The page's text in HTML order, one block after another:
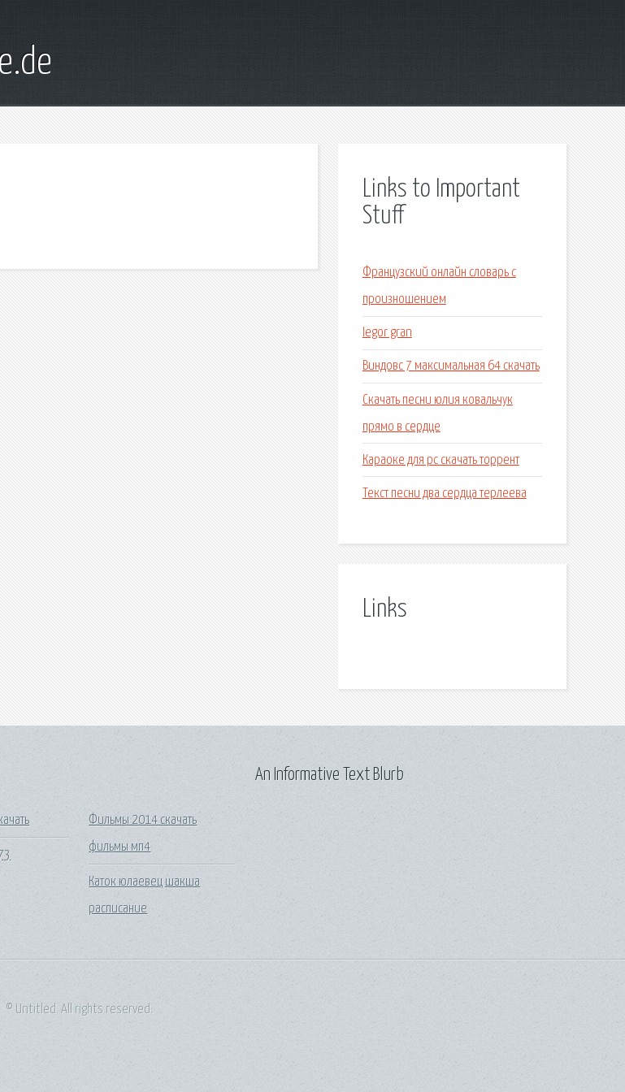
Links to Important
Stuff
Французский онлайн словарь с
произношением
Iegor gran
Виндовс 7 максимальная 64 скачать
Скачать песни юлия ковальчук
прямо в сердце
Караоке для pc скачать торрент
Текст песни два сердца терлеева
Links
Фильмы 2014 скачать
фильмы мп4
Каток юлаевец шакша
расписание
An Informative Text Blurb
© Untitled. All rights reserved.